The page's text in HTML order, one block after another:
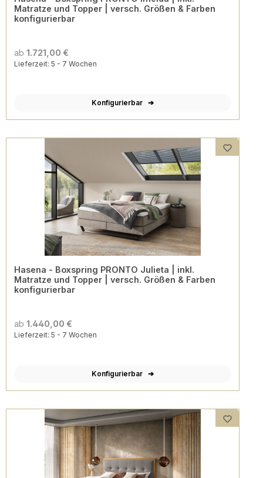
Matratze und Topper | versch. Größen & Farben
konfigurierbar
ab 1.721,00 €
Lieferzeit: 5 - 7 Wochen
Konfigurierbar
Hasena - Boxspring PRONTO Julieta | inkl.
Matratze und Topper | versch. Größen & Farben
konfigurierbar
ab 1.440,00 €
Lieferzeit: 5 - 7 Wochen
Konfigurierbar